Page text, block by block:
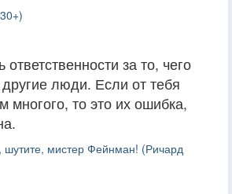
за то, чего
люди. Если от тебя
многого, то это их ошибка,
шутите, мистер Фейнман! (Ричард